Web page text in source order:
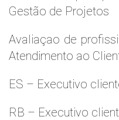
Gestão de Projetos
Avaliaçao de
Atendimento ao
ES – Executivo
RB – Executivo